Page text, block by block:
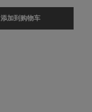
添加到购物车